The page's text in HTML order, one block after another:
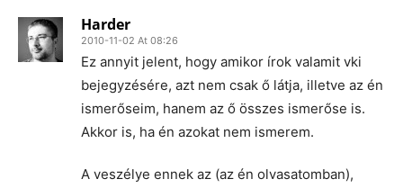
Harder
2010-11-02 At 08:26
Ez annyit jelent, hogy amikor írok valamit vki
bejegyzésére, azt nem csak ő látja, illetve az én
ismerőseim, hanem az ő összes ismerőse is.
Akkor is, ha én azokat nem ismerem.
A veszélye ennek az (az én olvasatomban),